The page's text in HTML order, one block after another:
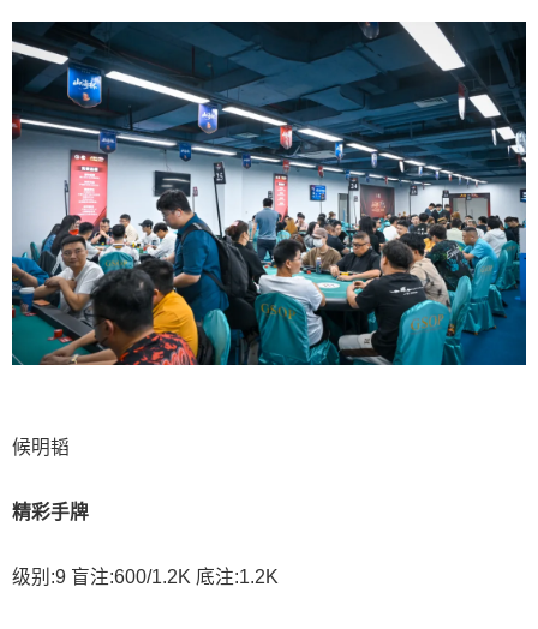
候明韬
精彩手牌
级别:9 盲注:600/1.2K 底注:1.2K